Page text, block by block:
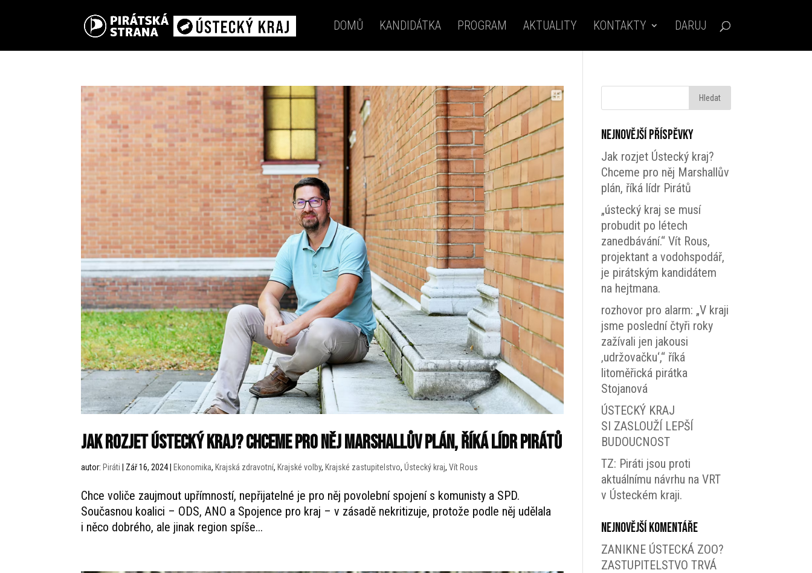
DOMŮ KANDIDÁTKA PROGRAM AKTUALITY KONTAKTY DARUJ
Jak rozjet Ústecký kraj? Chceme pro něj Marshallův plán, říká lídr Pirátů
autor: Piráti Zář 16, 2024| Ekonomika, Krajská zdravotní, Krajské volby, Krajské zastupitelstvo,Ústecký kraj,Vít Rous
Chce voliče zaujmout upřímností, nepřijatelné je pro něj povolební spojení s komunisty a SPD.
Současnou koalici – ODS, ANO a Spojence pro kraj – v zásadě nekritizuje, protože podle něj udělala
i něco dobrého, ale jinak region spíše...
Nejnovější příspěvky
Jak rozjet Ústecký kraj?
Chceme pro něj Marshallův
plán, říká lídr Pirátů
„ústecký kraj se musí
probudit po létech
zanedbávání.“ Vít Rous,
projektant a vodohspodář,
je pirátským kandidátem
na hejtmana.
rozhovor pro alarm: „V kraji
jsme poslední čtyři roky
zažívali jen jakousi
‚udržovačku‘,“ říká
litoměřická pirátka
Stojanová
ÚSTECKÝ KRAJ
SI ZASLOUŽÍ LEPŠÍ
BUDOUCNOST
TZ: Piráti jsou proti
aktuálnímu návrhu na VRT
v Ústeckém kraji.
Nejnovější komentáře
ZANIKNE ÚSTECKÁ ZOO?
ZASTUPITELSTVO TRVÁ